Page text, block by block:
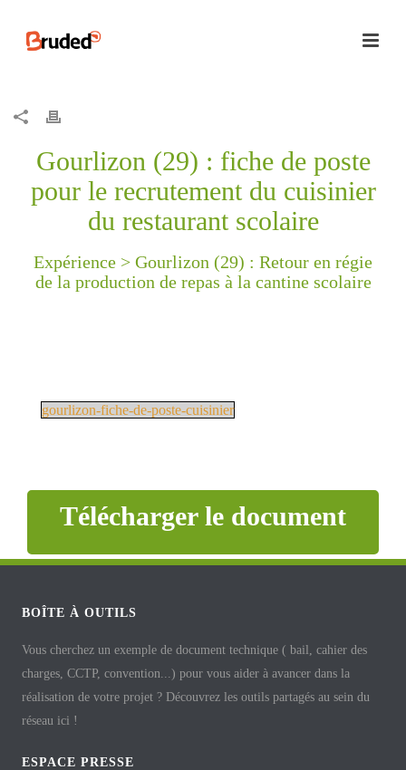
Gourlizon (29) : fiche de poste
pour le recrutement du cuisinier
du restaurant scolaire
Expérience > Gourlizon (29) : Retour en régie
de la production de repas à la cantine scolaire
gourlizon-fiche-de-poste-cuisinier
Télécharger le document
BOÎTE À OUTILS
Vous cherchez un exemple de document technique ( bail, cahier des
charges, CCTP, convention...) pour vous aider à avancer dans la
réalisation de votre projet ? Découvrez les outils partagés au sein du
réseau ici !
ESPACE PRESSE